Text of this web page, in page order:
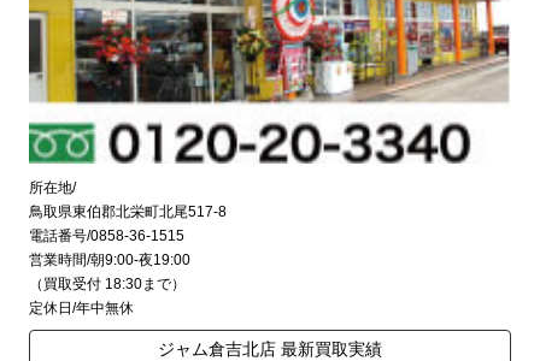
所在地/
鳥取県東伯郡北栄町北尾517-8
電話番号/0858-36-1515
営業時間/朝9:00-夜19:00
（買取受付 18:30まで）
定休日/年中無休
ジャム倉吉北店 最新買取実績